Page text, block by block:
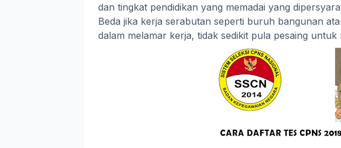
dan tingkat pendidikan yang memadai yang
Beda jika kerja serabutan seperti buruh bangunan
dalam melamar kerja, tidak sedikit pula pesaing